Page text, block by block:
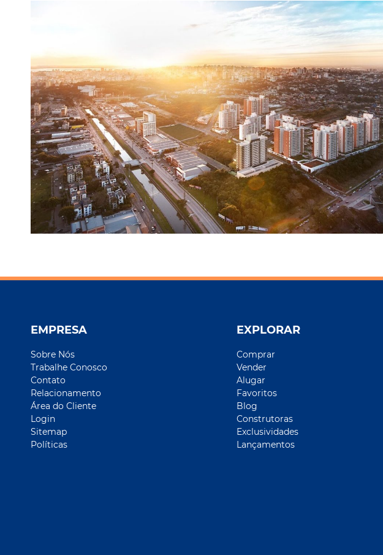
EMPRESA
Sobre Nós
Trabalhe Conosco
Contato
Relacionamento
Área do Cliente
Login
Sitemap
Políticas
EXPLORAR
Comprar
Vender
Alugar
Favoritos
Blog
Construtoras
Exclusividades
Lançamentos